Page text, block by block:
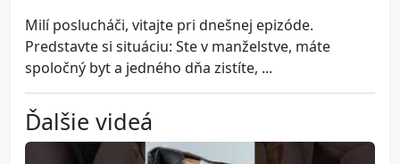
Milí poslucháči, vitajte pri dnešnej epizóde.
Predstavte si situáciu: Ste v manželstve, máte
spoločný byt a jedného dňa zistíte, ...
Ďalšie videá